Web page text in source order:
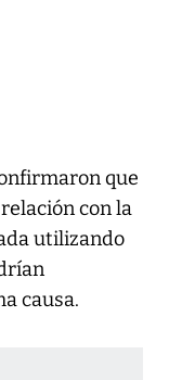
que
con la
utilizando
causa.